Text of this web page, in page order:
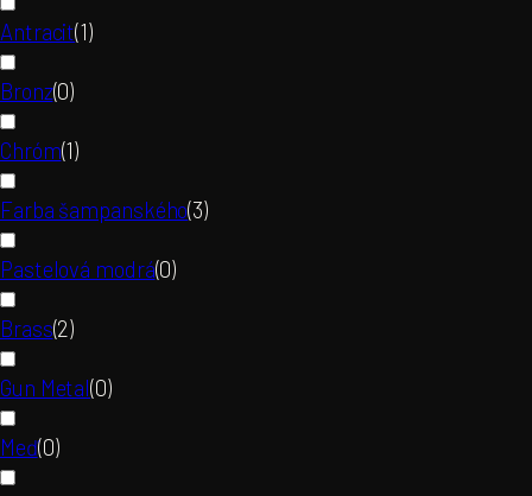
Antracit(1)
Bronz(0)
Chróm(1)
Farba šampanského(3)
Pastelová modrá(0)
Brass(2)
Gun Metal(0)
Meď(0)